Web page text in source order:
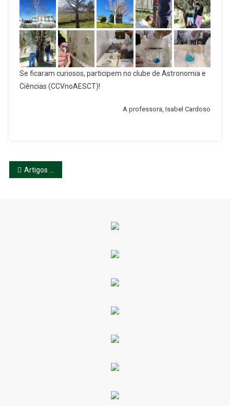
Se ficaram curiosos, participem no clube de Astronomia e
Ciências (CCVnoAESCT)!
A professora, Isabel Cardoso
Navegação
Artigos mais antigos